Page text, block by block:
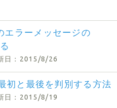
ラーメッセージの
日：2015/8/26
初と最後を判別する方法
日：2015/8/19